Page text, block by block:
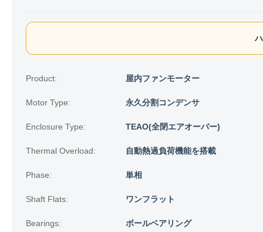
Product: 屋内ファンモーター
Motor Type: 永久分割コンデンサ
Enclosure Type: TEAO(全閉エアオーバー)
Thermal Overload: 自動熱過負荷機能を搭載
Phase: 単相
Shaft Flats: ワンフラット
Bearings: ボールベアリング